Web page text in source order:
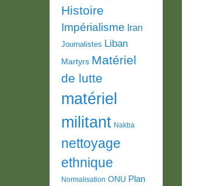
Histoire
Impérialisme Iran
Journalistes Liban
Martyrs Matériel
de lutte
matériel
militant Nakba
nettoyage
ethnique
Normalisation ONU Plan